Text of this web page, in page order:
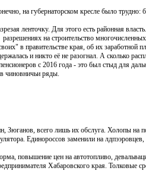
на губернаторском кресле было трудно:
ленточку. Для этого есть районная
на строительство
в правительстве края, об их заработной
и никто её не разогнал. А сколько
с 2016 года - это был стыд для
чиновничьи ряды.
всего лишь их обслуга. Холопы на
Единороссов заменили на
повышение цен на автотопливо,
Хабаровского края. Толковые